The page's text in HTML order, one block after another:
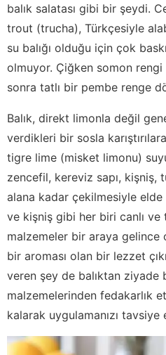
balık salatası gibi bir şeydi.
trout (trucha), Türkçesiyle
su balığı olduğu için çok
olmuyor. Çiğken somon rengi
sonra tatlı bir pembe renge
Balık, direkt limonla değil
verdikleri bir sosla
tigre lime (misket limonu)
zencefil, kereviz sapı, kişniş,
alana kadar çekilmesiyle
ve kişniş gibi her biri canlı
malzemeler bir araya
bir aroması olan bir lezzet
veren şey de balıktan ziyade
malzemelerinden fedakarlık
kalarak uygulamanızı tavsiye